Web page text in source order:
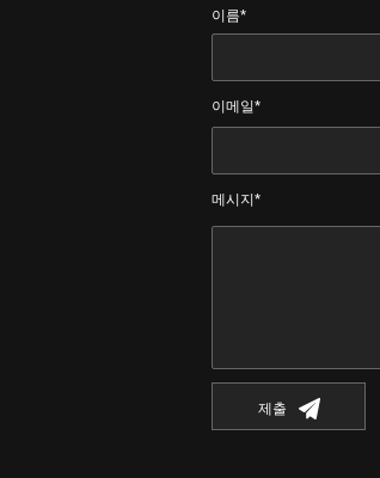
이름*
이메일*
메시지*
제출